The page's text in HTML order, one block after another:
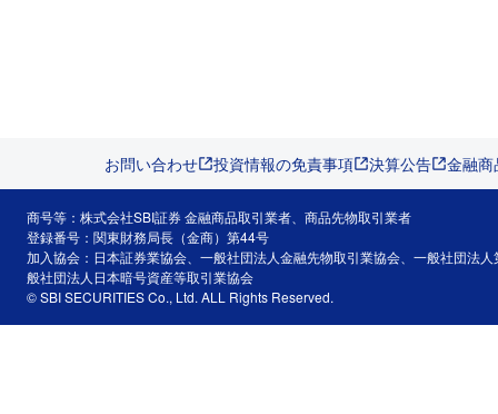
お問い合わせ 投資情報の免責事項 決算公告 金融
商号等：株式会社SBI証券 金融商品取引業者、商品先物取引業者
登録番号：関東財務局長（金商）第44号
加入協会：日本証券業協会、一般社団法人金融先物取引業協会、一般社団法
般社団法人日本暗号資産等取引業協会
© SBI SECURITIES Co., Ltd. ALL Rights Reserved.